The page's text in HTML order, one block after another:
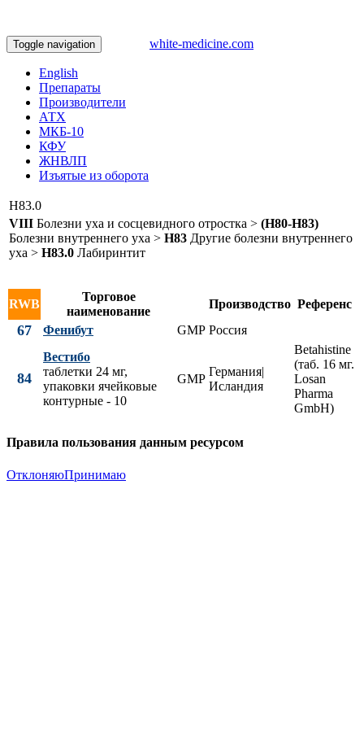
Toggle navigation white-medicine.com
English
Препараты
Производители
АТХ
МКБ-10
КФУ
ЖНВЛП
Изъятые из оборота
H83.0
VIII Болезни уха и сосцевидного отростка > (H80-H83)
Болезни внутреннего уха > H83 Другие болезни внутреннего
уха > H83.0 Лабиринтит
RWB
Торговое
наименование
Производство Референс
67 Фенибут GMP Россия
84
Вестибо
таблетки 24 мг,
упаковки ячейковые
контурные - 10
GMP
Германия|
Исландия
Betahistine
(таб. 16 мг.
Losan
Pharma
GmbH)
Правила пользования данным ресурсом
ОтклоняюПринимаю